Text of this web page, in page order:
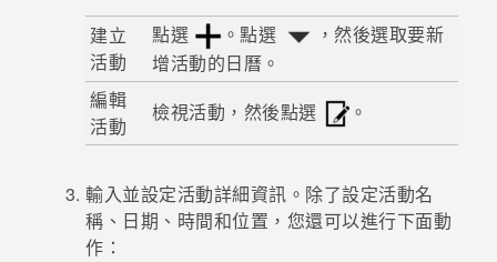
建立
活動
點選 。點選
，然後選取要新
增活動的日曆。
編輯
活動
檢視活動，然後點選 。
輸入並設定活動詳細資訊。除了設定活動名
稱、日期、時間和位置，您還可以進行下面動
作：